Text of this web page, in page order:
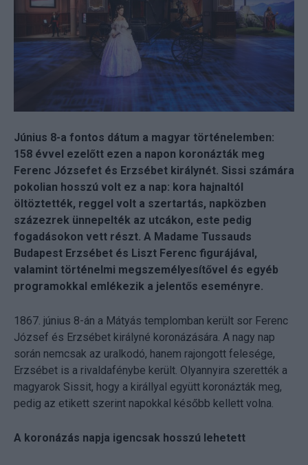
Június 8-a fontos dátum a magyar történelemben:
158 évvel ezelőtt ezen a napon koronázták meg
Ferenc Józsefet és Erzsébet királynét. Sissi számára
pokolian hosszú volt ez a nap: kora hajnaltól
öltöztették, reggel volt a szertartás, napközben
százezrek ünnepelték az utcákon, este pedig
fogadásokon vett részt. A Madame Tussauds
Budapest Erzsébet és Liszt Ferenc figurájával,
valamint történelmi megszemélyesítővel és egyéb
programokkal emlékezik a jelentős eseményre.
1867. június 8-án a Mátyás templomban került sor Ferenc
József és Erzsébet királyné koronázására. A nagy nap
során nemcsak az uralkodó, hanem rajongott felesége,
Erzsébet is a rivaldafénybe került. Olyannyira szerették a
magyarok Sissit, hogy a királlyal együtt koronázták meg,
pedig az etikett szerint napokkal később kellett volna.
A koronázás napja igencsak hosszú lehetett